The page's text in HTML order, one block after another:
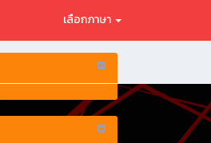
เลือกภาษา